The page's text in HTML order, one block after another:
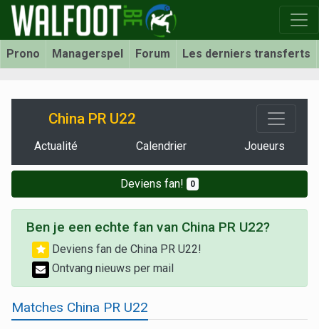
Prono Managerspel Forum Les derniers transferts
China PR U22
Actualité Calendrier Joueurs
Deviens fan! 0
Ben je een echte fan van China PR U22?
Deviens fan de China PR U22!
Ontvang nieuws per mail
Matches China PR U22